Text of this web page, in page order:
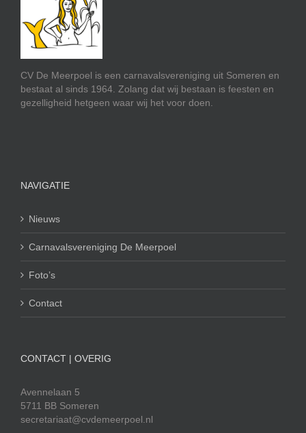
CV De Meerpoel is een carnavalsvereniging uit Someren en
bestaat al sinds 1964. Zolang dat wij bestaan is feesten en
gezelligheid hetgeen waar wij het voor doen.
NAVIGATIE
Nieuws
Carnavalsvereniging De Meerpoel
Foto’s
Contact
CONTACT | OVERIG
Avennelaan 5
5711 BB Someren
secretariaat@cvdemeerpoel.nl